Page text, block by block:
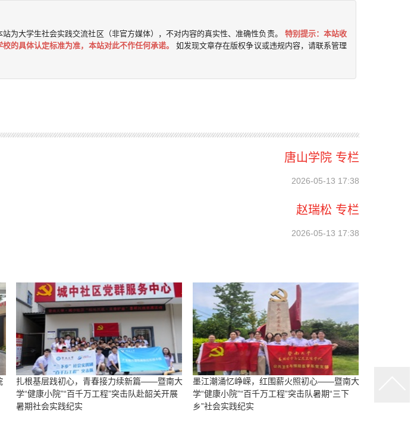
为大学生社会实践交流社区（非官方媒体），不对内容的真实性、准确性负责。 特别提示：本站收
的具体认定标准为准，本站对此不作任何承诺。
如发现文章存在版权争议或违规内容，请联系管理
唐山学院 专栏
2026-05-13 17:38
赵瑞松 专栏
2026-05-13 17:38
扎根基层践初心，青春接力续新篇——暨南大
学“健康小院”“百千万工程”突击队赴韶关开展
暑期社会实践纪实
墨江潮涌忆峥嵘，红围薪火照初心——暨南大
学“健康小院”“百千万工程”突击队暑期“三下
乡”社会实践纪实